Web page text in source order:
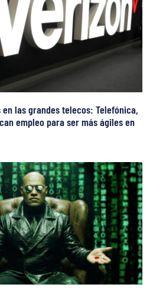
en las grandes telecos: Telefónica,
empleo para ser más ágiles en